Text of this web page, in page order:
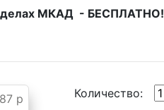
МКАД - БЕСПЛАТНО!
р Количество: